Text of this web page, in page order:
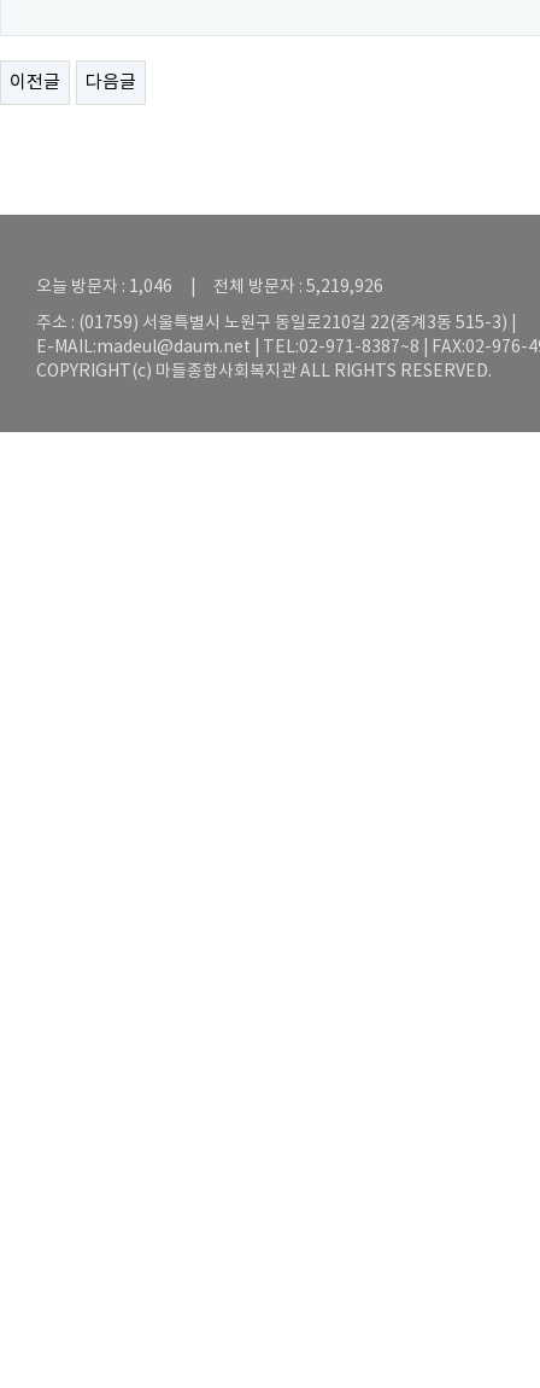
이전글 다음글
오늘 방문자 : 1,046 | 전체 방문자 : 5,219,926
주소 : (01759) 서울특별시 노원구 동일로210길 22(중계3동 515-3) |
E-MAIL:madeul@daum.net | TEL:02-971-8387~8 | FAX:02-976-
COPYRIGHT(c) 마들종합사회복지관 ALL RIGHTS RESERVED.